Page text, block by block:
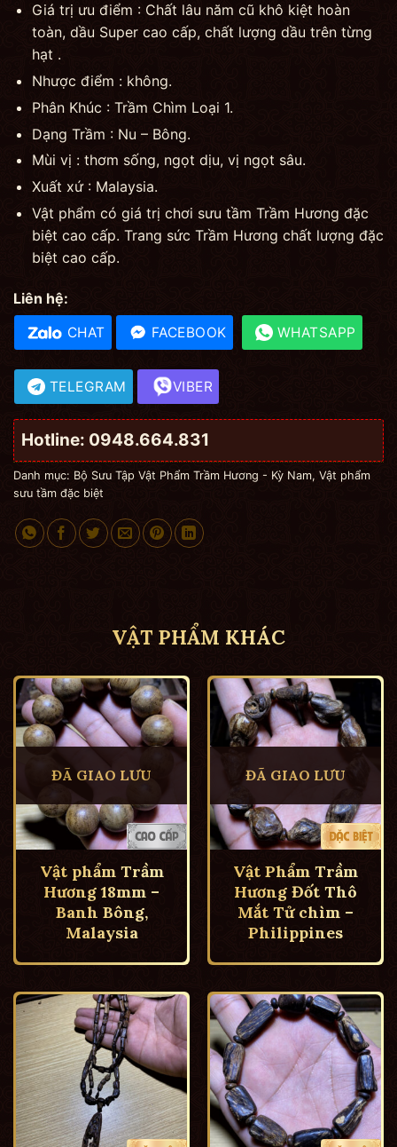
Giá trị ưu điểm : Chất lâu năm cũ khô kiệt hoàn
toàn, dầu Super cao cấp, chất lượng dầu trên từng
hạt .
Nhược điểm : không.
Phân Khúc : Trầm Chìm Loại 1.
Dạng Trầm : Nu – Bông.
Mùi vị : thơm sống, ngọt dịu, vị ngọt sâu.
Xuất xứ : Malaysia.
Vật phẩm có giá trị chơi sưu tầm Trầm Hương đặc
biệt cao cấp. Trang sức Trầm Hương chất lượng đặc
biệt cao cấp.
Liên hệ:
CHAT FACEBOOK WHATSAPP
TELEGRAM VIBER
Hotline: 0948.664.831
Danh mục: Bộ Sưu Tập Vật Phẩm Trầm Hương - Kỳ Nam, Vật phẩm
sưu tầm đặc biệt
VẬT PHẨM KHÁC
ĐÃ GIAO LƯU
Vật phẩm Trầm
Hương 18mm –
Banh Bông,
Malaysia
ĐÃ GIAO LƯU
Vật Phẩm Trầm
Hương Đốt Thô
Mắt Tử chìm –
Philippines